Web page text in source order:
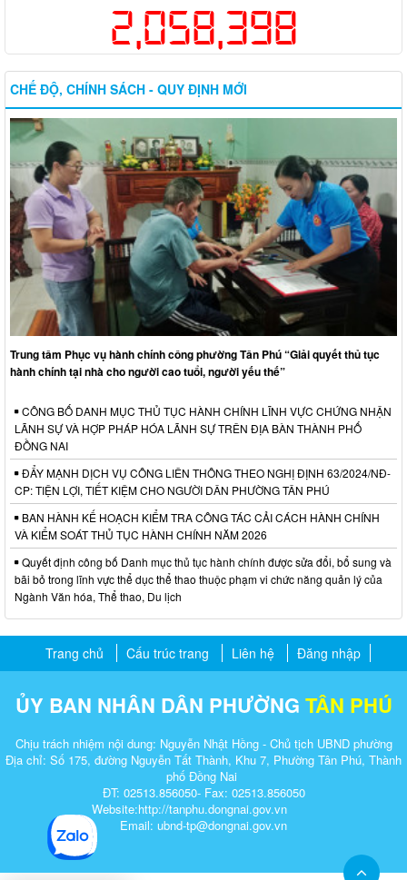
2,058,398
CHẾ ĐỘ, CHÍNH SÁCH - QUY ĐỊNH MỚI
Trung tâm Phục vụ hành chính công phường Tân Phú “Giải quyết thủ tục
hành chính tại nhà cho người cao tuổi, người yếu thế”
CÔNG BỐ DANH MỤC THỦ TỤC HÀNH CHÍNH LĨNH VỰC CHỨNG NHẬN
LÃNH SỰ VÀ HỢP PHÁP HÓA LÃNH SỰ TRÊN ĐỊA BÀN THÀNH PHỐ
ĐỒNG NAI
ĐẨY MẠNH DỊCH VỤ CÔNG LIÊN THÔNG THEO NGHỊ ĐỊNH 63/2024/NĐ-
CP: TIỆN LỢI, TIẾT KIỆM CHO NGƯỜI DÂN PHƯỜNG TÂN PHÚ
BAN HÀNH KẾ HOẠCH KIỂM TRA CÔNG TÁC CẢI CÁCH HÀNH CHÍNH
VÀ KIỂM SOÁT THỦ TỤC HÀNH CHÍNH NĂM 2026
Quyết định công bố Danh mục thủ tục hành chính được sửa đổi, bổ sung và
bãi bỏ trong lĩnh vực thể dục thể thao thuộc phạm vi chức năng quản lý của
Ngành Văn hóa, Thể thao, Du lịch
Trang chủ Cấu trúc trang Liên hệ Đăng nhập
ỦY BAN NHÂN DÂN PHƯỜNG TÂN PHÚ
Chịu trách nhiệm nội dung: Nguyễn Nhật Hồng - Chủ tịch UBND phường
Địa chỉ: Số 175, đường Nguyễn Tất Thành, Khu 7, Phường Tân Phú, Thành
phố Đồng Nai
ĐT: 02513.856050- Fax: 02513.856050
Website:http://tanphu.dongnai.gov.vn
Email: ubnd-tp@dongnai.gov.vn​